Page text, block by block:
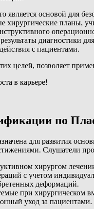
является основой для
хирургические планы,
диагностики
с пациентами.
целей, позволяет
в карьере!
по
для развития
Слушатели
хирургом
с учетом
деформаций.
при хирургическом
уход за пациентами.